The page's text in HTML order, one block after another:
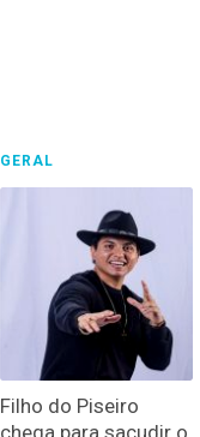
GERAL
Filho do Piseiro